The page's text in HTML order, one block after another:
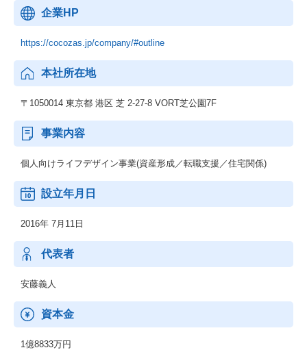
企業HP
https://cocozas.jp/company/#outline
本社所在地
〒1050014 東京都 港区 芝 2-27-8 VORT芝公園7F
事業内容
個人向けライフデザイン事業(資産形成／転職支援／住宅関係)
設立年月日
2016年 7月11日
代表者
安藤義人
資本金
1億8833万円